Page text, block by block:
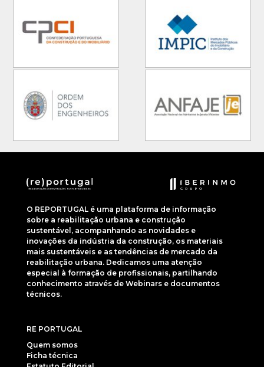
O REPORTUGAL é uma plataforma de informação
sobre a reabilitação urbana e construção
sustentável, acompanhando as novidades e
inovações da indústria da construção, os materiais
mais sustentáveis e as tendências de mercado da
reabilitação urbana. Dedicamos uma atenção
especial à formação de profissionais, partilhando
conhecimento através de Webinars e documentos
técnicos.
RE PORTUGAL
Quem somos
Ficha técnica